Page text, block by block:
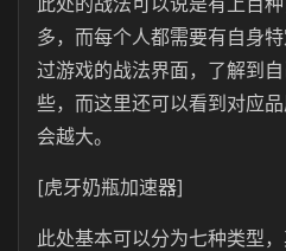
多，而每个人都需要有自身
过游戏的战法界面，了解到
些，而这里还可以看到对应
会越大。
[虎牙奶瓶加速器]
此处基本可以分为七种类型